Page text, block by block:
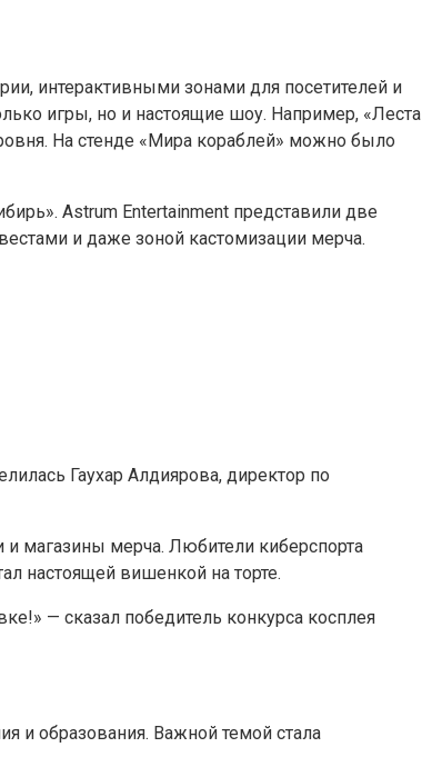
интерактивными зонами для посетителей и
игры, но и настоящие шоу. Например, «Леста
На стенде «Мира кораблей» можно было
Astrum Entertainment представили две
и даже зоной кастомизации мерча.
Гаухар Алдиярова, директор по
магазины мерча. Любители киберспорта
настоящей вишенкой на торте.
— сказал победитель конкурса косплея
и образования. Важной темой стала